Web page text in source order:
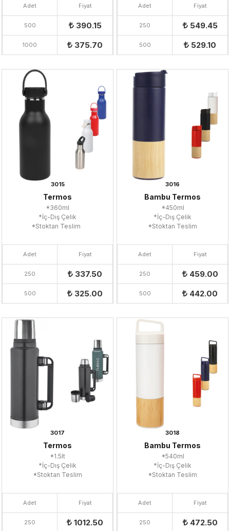
Adet Fiyat
500 390.15
1000 375.70
Adet Fiyat
250 549.45
500 529.10
3015
Termos
*360ml
*İç-Dış Çelik
*Stoktan Teslim
Adet Fiyat
250 337.50
500 325.00
3016
Bambu Termos
*450ml
*İç-Dış Çelik
*Stoktan Teslim
Adet Fiyat
250 459.00
500 442.00
3017
Termos
*1.5lt
*İç-Dış Çelik
*Stoktan Teslim
Adet Fiyat
250 1012.50
3018
Bambu Termos
*540ml
*İç-Dış Çelik
*Stoktan Teslim
Adet Fiyat
250 472.50